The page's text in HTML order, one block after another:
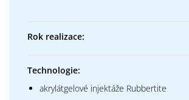
Rok realizace:
Technologie:
akrylátgelové injektáže Rubbertite